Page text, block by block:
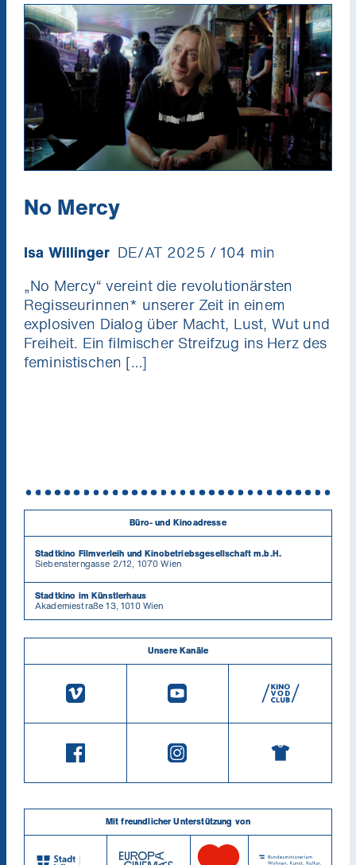
No Mercy
Isa Willinger DE/AT 2025 / 104 min
„No Mercy“ vereint die revolutionärsten
Regisseurinnen* unserer Zeit in einem
explosiven Dialog über Macht, Lust, Wut und
Freiheit. Ein filmischer Streifzug ins Herz des
feministischen […]
Büro- und Kinoadresse
Stadtkino Filmverleih und Kinobetriebsgesellschaft m.b.H.
Siebensterngasse 2/12, 1070 Wien
Stadtkino im Künstlerhaus
Akademiestraße 13, 1010 Wien
Unsere Kanäle
Mit freundlicher Unterstützung von